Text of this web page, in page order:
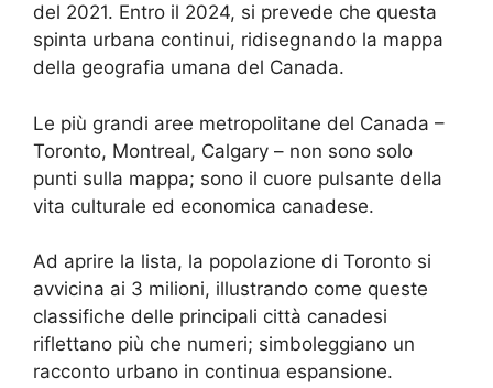
del 2021. Entro il 2024, si prevede che questa
spinta urbana continui, ridisegnando la mappa
della geografia umana del Canada.
Le più grandi aree metropolitane del Canada –
Toronto, Montreal, Calgary – non sono solo
punti sulla mappa; sono il cuore pulsante della
vita culturale ed economica canadese.
Ad aprire la lista, la popolazione di Toronto si
avvicina ai 3 milioni, illustrando come queste
classifiche delle principali città canadesi
riflettano più che numeri; simboleggiano un
racconto urbano in continua espansione.